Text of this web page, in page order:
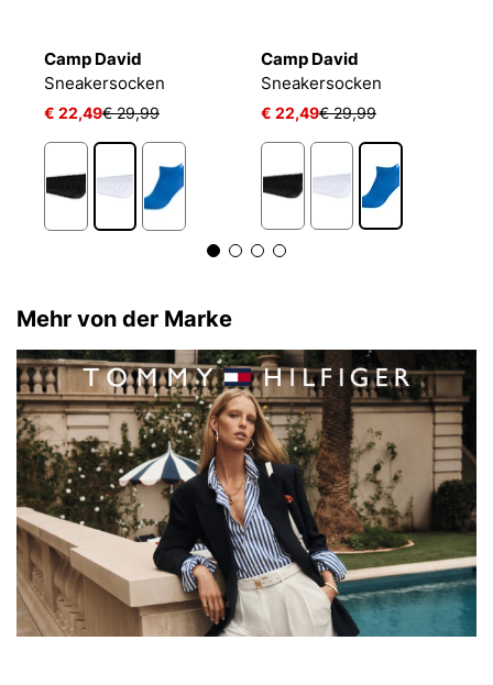
Camp David
Sneakersocken
€ 22,49€ 29,99
Camp David
Sneakersocken
€ 22,49€ 29,99
Mehr von der Marke